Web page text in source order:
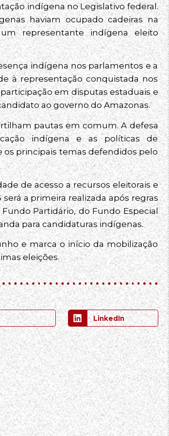
indígena no Legislativo federal.
haviam ocupado cadeiras na
representante indígena eleito
indígena nos parlamentos e a
à representação conquistada nos
em disputas estaduais e
ao governo do Amazonas.
pautas em comum. A defesa
indígena e as políticas de
principais temas defendidos pelo
de acesso a recursos eleitorais e
a primeira realizada após regras
Partidário, do Fundo Especial
para candidaturas indígenas.
e marca o início da mobilização
eleições.
LinkedIn